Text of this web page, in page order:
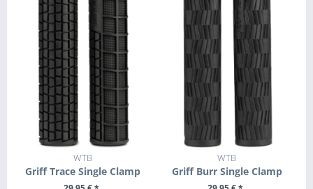
WTB
Griff Trace Single Clamp
WTB
Griff Burr Single Clamp